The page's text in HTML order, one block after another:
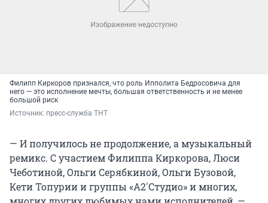
Филипп Киркоров признался, что роль Ипполита Бедросовича для
него — это исполнение мечты, большая ответственность и не менее
большой риск
Источник: пресс-служба ТНТ
— И получилось не продолжение, а музыкальный
ремикс. С участием Филиппа Киркорова, Люси
Чеботиной, Ольги Серябкиной, Ольги Бузовой,
Кети Топурии и группы «А2'Студио» и многих,